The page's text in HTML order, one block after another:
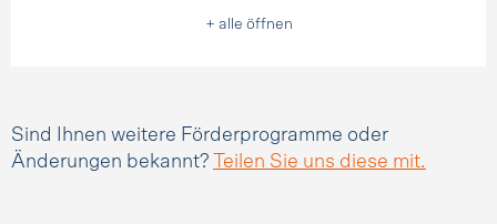
+ alle öffnen
Sind Ihnen weitere Förderprogramme oder
Änderungen bekannt?
Teilen Sie uns diese mit.